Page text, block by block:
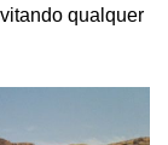
qualquer